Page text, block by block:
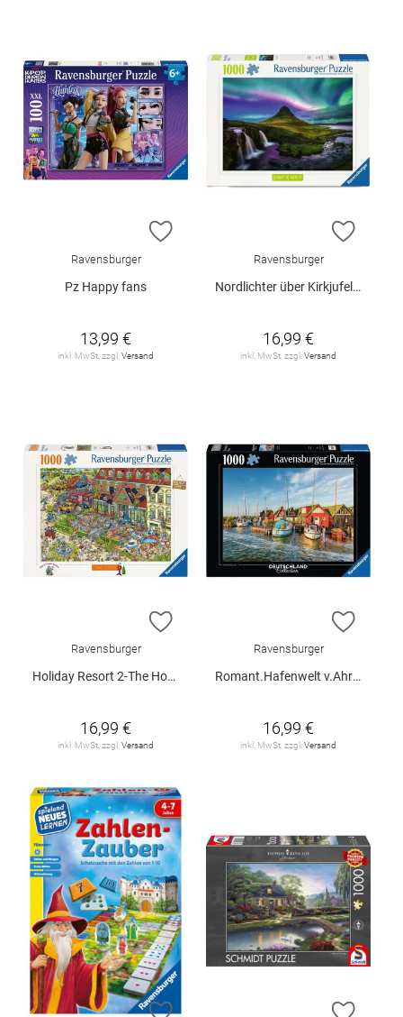
ZUR WUNSCHLISTE HINZUFÜGEN
Ravensburger
Pz Happy fans
13,99 €
inkl. MwSt. zzgl. Versand
ZUR
Ravensburger
Nordlichter über Kirkjufel 1000T.
16,99 €
inkl. MwSt. zzgl. Versand
ZUR WUNSCHLISTE HINZUFÜGEN
Ravensburger
Holiday Resort 2-The Hotel
16,99 €
inkl. MwSt. zzgl.Versand
ZUR
Ravensburger
Romant.Hafenwelt v.Ahrens
16,99 €
inkl. MwSt. zzgl.Versand
ZUR WUNSCHLISTE HINZUFÜGEN
ZUR